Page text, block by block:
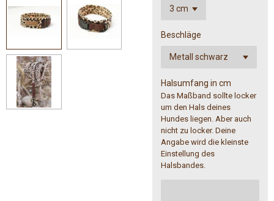
Beschläge
Halsumfang in cm
Das Maßband sollte locker
um den Hals deines
Hundes liegen. Aber auch
nicht zu locker. Deine
Angabe wird die kleinste
Einstellung des
Halsbandes.